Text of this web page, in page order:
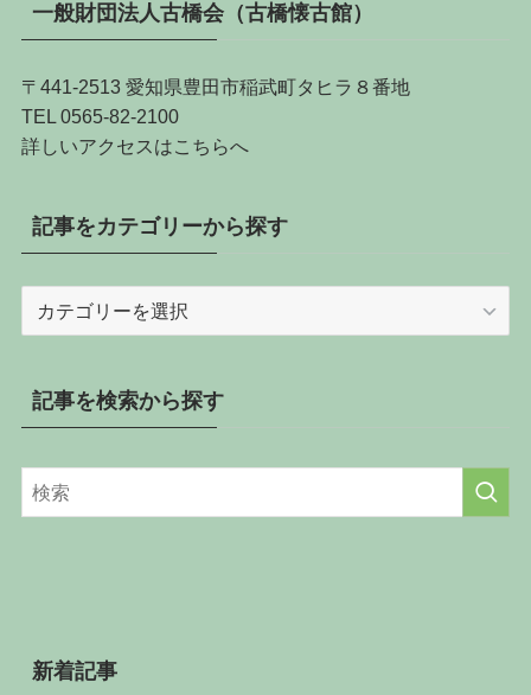
一般財団法人古橋会（古橋懐古館）
〒441-2513 愛知県豊田市稲武町タヒラ８番地
TEL 0565-82-2100
詳しいアクセスはこちらへ
記事をカテゴリーから探す
カ
テ
ー
記事を検索から探す
新着記事